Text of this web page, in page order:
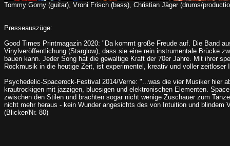
Tommy Gorny (guitar), Vroni Frisch (bass), Christian Jäger (drums/
Presseauszüge:
Good Times Printmagazin 2020: "Da kommt große Freude auf. Die Band
Vinylveröffentlichung (Starglow), dass sie eine rein instrumentale Brücke
bauen kann. Jeder Song hat die gewaltige Kraft der 70er Jahre. Mit ihrer
Rockmusik in die heutige Zeit, ist experimentel, kreativ und voller
Psychedelic-Spacerock-Festival 2014/Verne: "...was die vier Musiker hier
krautrockigen mit jazzigen, bluesigen und elektronischen Elementen.
zwischen den Stilen und brachten sogar nicht wenige Zuschauer zum
nicht mehr heraus - kein Wunder angesichts des von Intuition und blindem
(Blicker/Nr. 80)